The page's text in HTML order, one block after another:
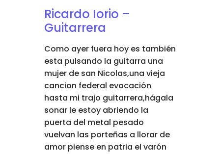
Ricardo Iorio –
Guitarrera
Como ayer fuera hoy es también
esta pulsando la guitarra una
mujer de san Nicolas,una vieja
cancion federal evocación
hasta mi trajo guitarrera,hágala
sonar le estoy abriendo la
puerta del metal pesado
vuelvan las porteñas a llorar de
amor piense en patria el varón